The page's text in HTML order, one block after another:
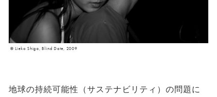
©︎ Lieko Shiga, Blind Date, 2009
地球の持続可能性（サステナビリティ）の問題に